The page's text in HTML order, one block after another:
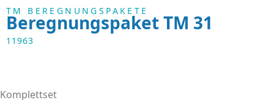
TM BEREGNUNGSPAKETE
Beregnungspaket TM 31
11963
Komplettset